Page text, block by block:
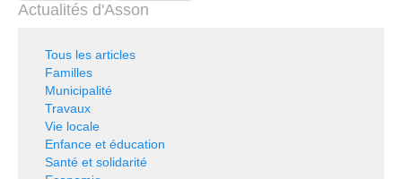
Actualités d'Asson
Tous les articles
Familles
Municipalité
Travaux
Vie locale
Enfance et éducation
Santé et solidarité